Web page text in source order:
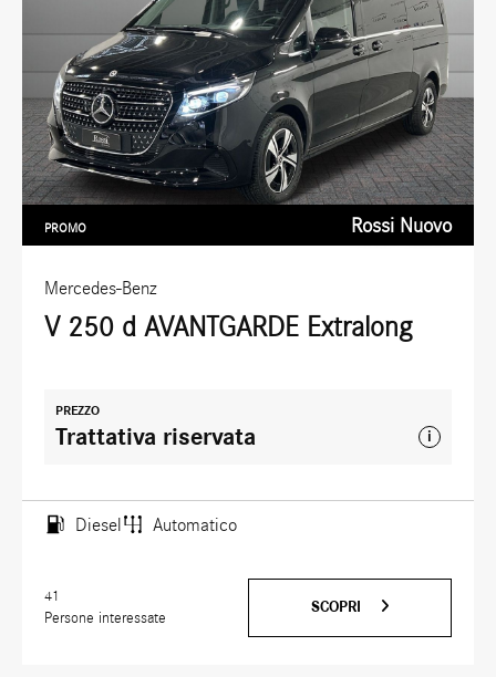
Mercedes-Benz
V 250 d AVANTGARDE Extralong
PROMO Rossi Nuovo
PREZZO
Trattativa riservata i
Diesel Automatico
41
Persone interessate
SCOPRI